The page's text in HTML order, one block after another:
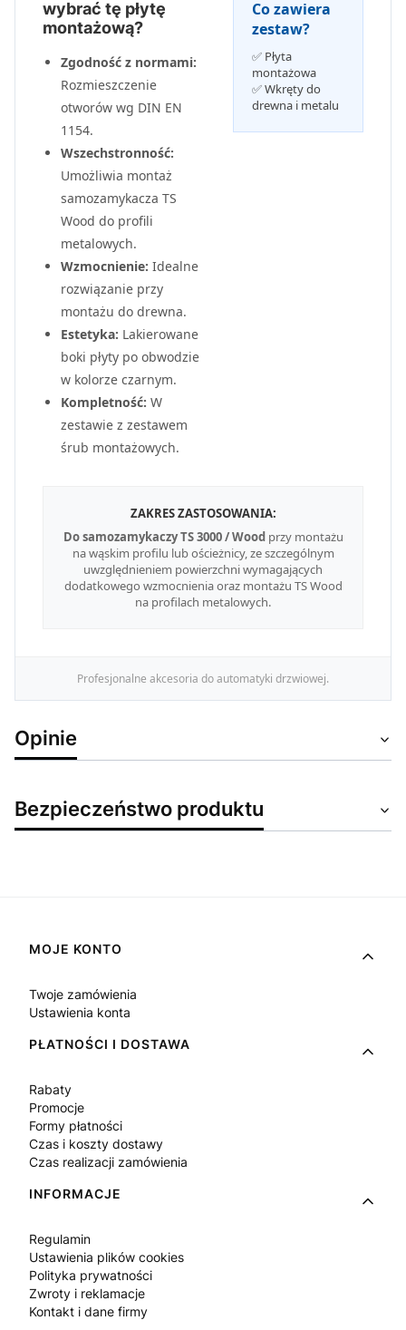
wybrać tę płytę
montażową?
Zgodność z normami:
Rozmieszczenie
otworów wg DIN EN
1154.
Wszechstronność:
Umożliwia montaż
samozamykacza TS
Wood do profili
metalowych.
Wzmocnienie: Idealne
rozwiązanie przy
montażu do drewna.
Estetyka: Lakierowane
boki płyty po obwodzie
w kolorze czarnym.
Kompletność: W
zestawie z zestawem
śrub montażowych.
Co zawiera
zestaw?
✅ Płyta
montażowa
✅ Wkręty do
drewna i metalu
ZAKRES ZASTOSOWANIA:
Do samozamykaczy TS 3000 / Woodprzy montażu
na wąskim profilu lub ościeżnicy, ze szczególnym
uwzględnieniem powierzchni wymagających
dodatkowego wzmocnienia oraz montażu TS Wood
na profilach metalowych.
Profesjonalne akcesoria do automatyki drzwiowej.
Opinie
Bezpieczeństwo produktu
Linki w stopce
MOJE KONTO
Twoje zamówienia
Ustawienia konta
PŁATNOŚCI I DOSTAWA
Rabaty
Promocje
Formy płatności
Czas i koszty dostawy
Czas realizacji zamówienia
INFORMACJE
Regulamin
Ustawienia plików cookies
Polityka prywatności
Zwroty i reklamacje
Kontakt i dane firmy